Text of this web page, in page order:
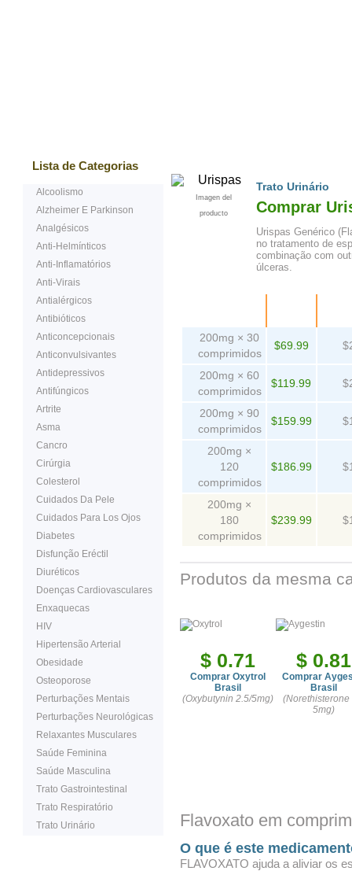
Lista de Categorias
Alcoolismo
Alzheimer E Parkinson
Analgésicos
Anti-Helmínticos
Anti-Inflamatórios
Anti-Virais
Antialérgicos
Antibióticos
Anticoncepcionais
Anticonvulsivantes
Antidepressivos
Antifúngicos
Artrite
Asma
Cancro
Cirúrgia
Colesterol
Cuidados Da Pele
Cuidados Para Los Ojos
Diabetes
Disfunção Eréctil
Diuréticos
Doenças Cardiovasculares
Enxaquecas
HIV
Hipertensão Arterial
Obesidade
Osteoporose
Perturbações Mentais
Perturbações Neurológicas
Relaxantes Musculares
Saúde Feminina
Saúde Masculina
Trato Gastrointestinal
Trato Respiratório
Trato Urinário
Imagen del
producto
Trato Urinário
Comprar
Urispas Genérico
no tratamento de
combinação com
úlceras.
200mg × 30
comprimidos
$69.99
200mg × 60
comprimidos
$119.99
200mg × 90
comprimidos
$159.99
200mg ×
120
comprimidos
$186.99
200mg ×
180
comprimidos
$239.99
Produtos da mesma
$ 0.71
Comprar Oxytrol
Brasil
(Oxybutynin 2.5/5mg)
$ 0.81
Comprar
Brasil
(Norethisterone
5mg)
Flavoxato em
O que é este
FLAVOXATO ajuda a aliviar os